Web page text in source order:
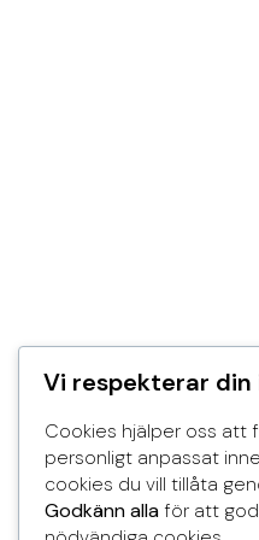
Vi respekterar
Cookies hjälper oss att
personligt anpassat
cookies du vill tillåta
Godkänn allaför att